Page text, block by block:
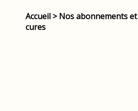
Accueil >Nos abonnements et
cures